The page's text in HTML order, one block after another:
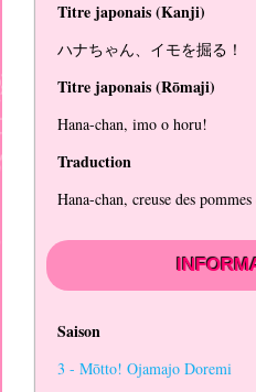
Titre japonais (Kanji)
ハナちゃん、イモを掘る！
Titre japonais (Rōmaji)
Hana-chan, imo o horu!
Traduction
Hana-chan, creuse des
Saison
3 -Mōtto! Ojamajo Doremi